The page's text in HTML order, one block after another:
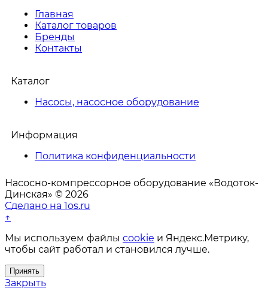
Главная
Каталог товаров
Бренды
Контакты
Каталог
Насосы, насосное оборудование
Информация
Политика конфиденциальности
Насосно-компрессорное оборудование «Водоток-
Динская» © 2026
Сделано на 1os.ru
↑
Мы используем файлы cookie и Яндекс.Метрику,
чтобы сайт работал и становился лучше.
Принять
Закрыть